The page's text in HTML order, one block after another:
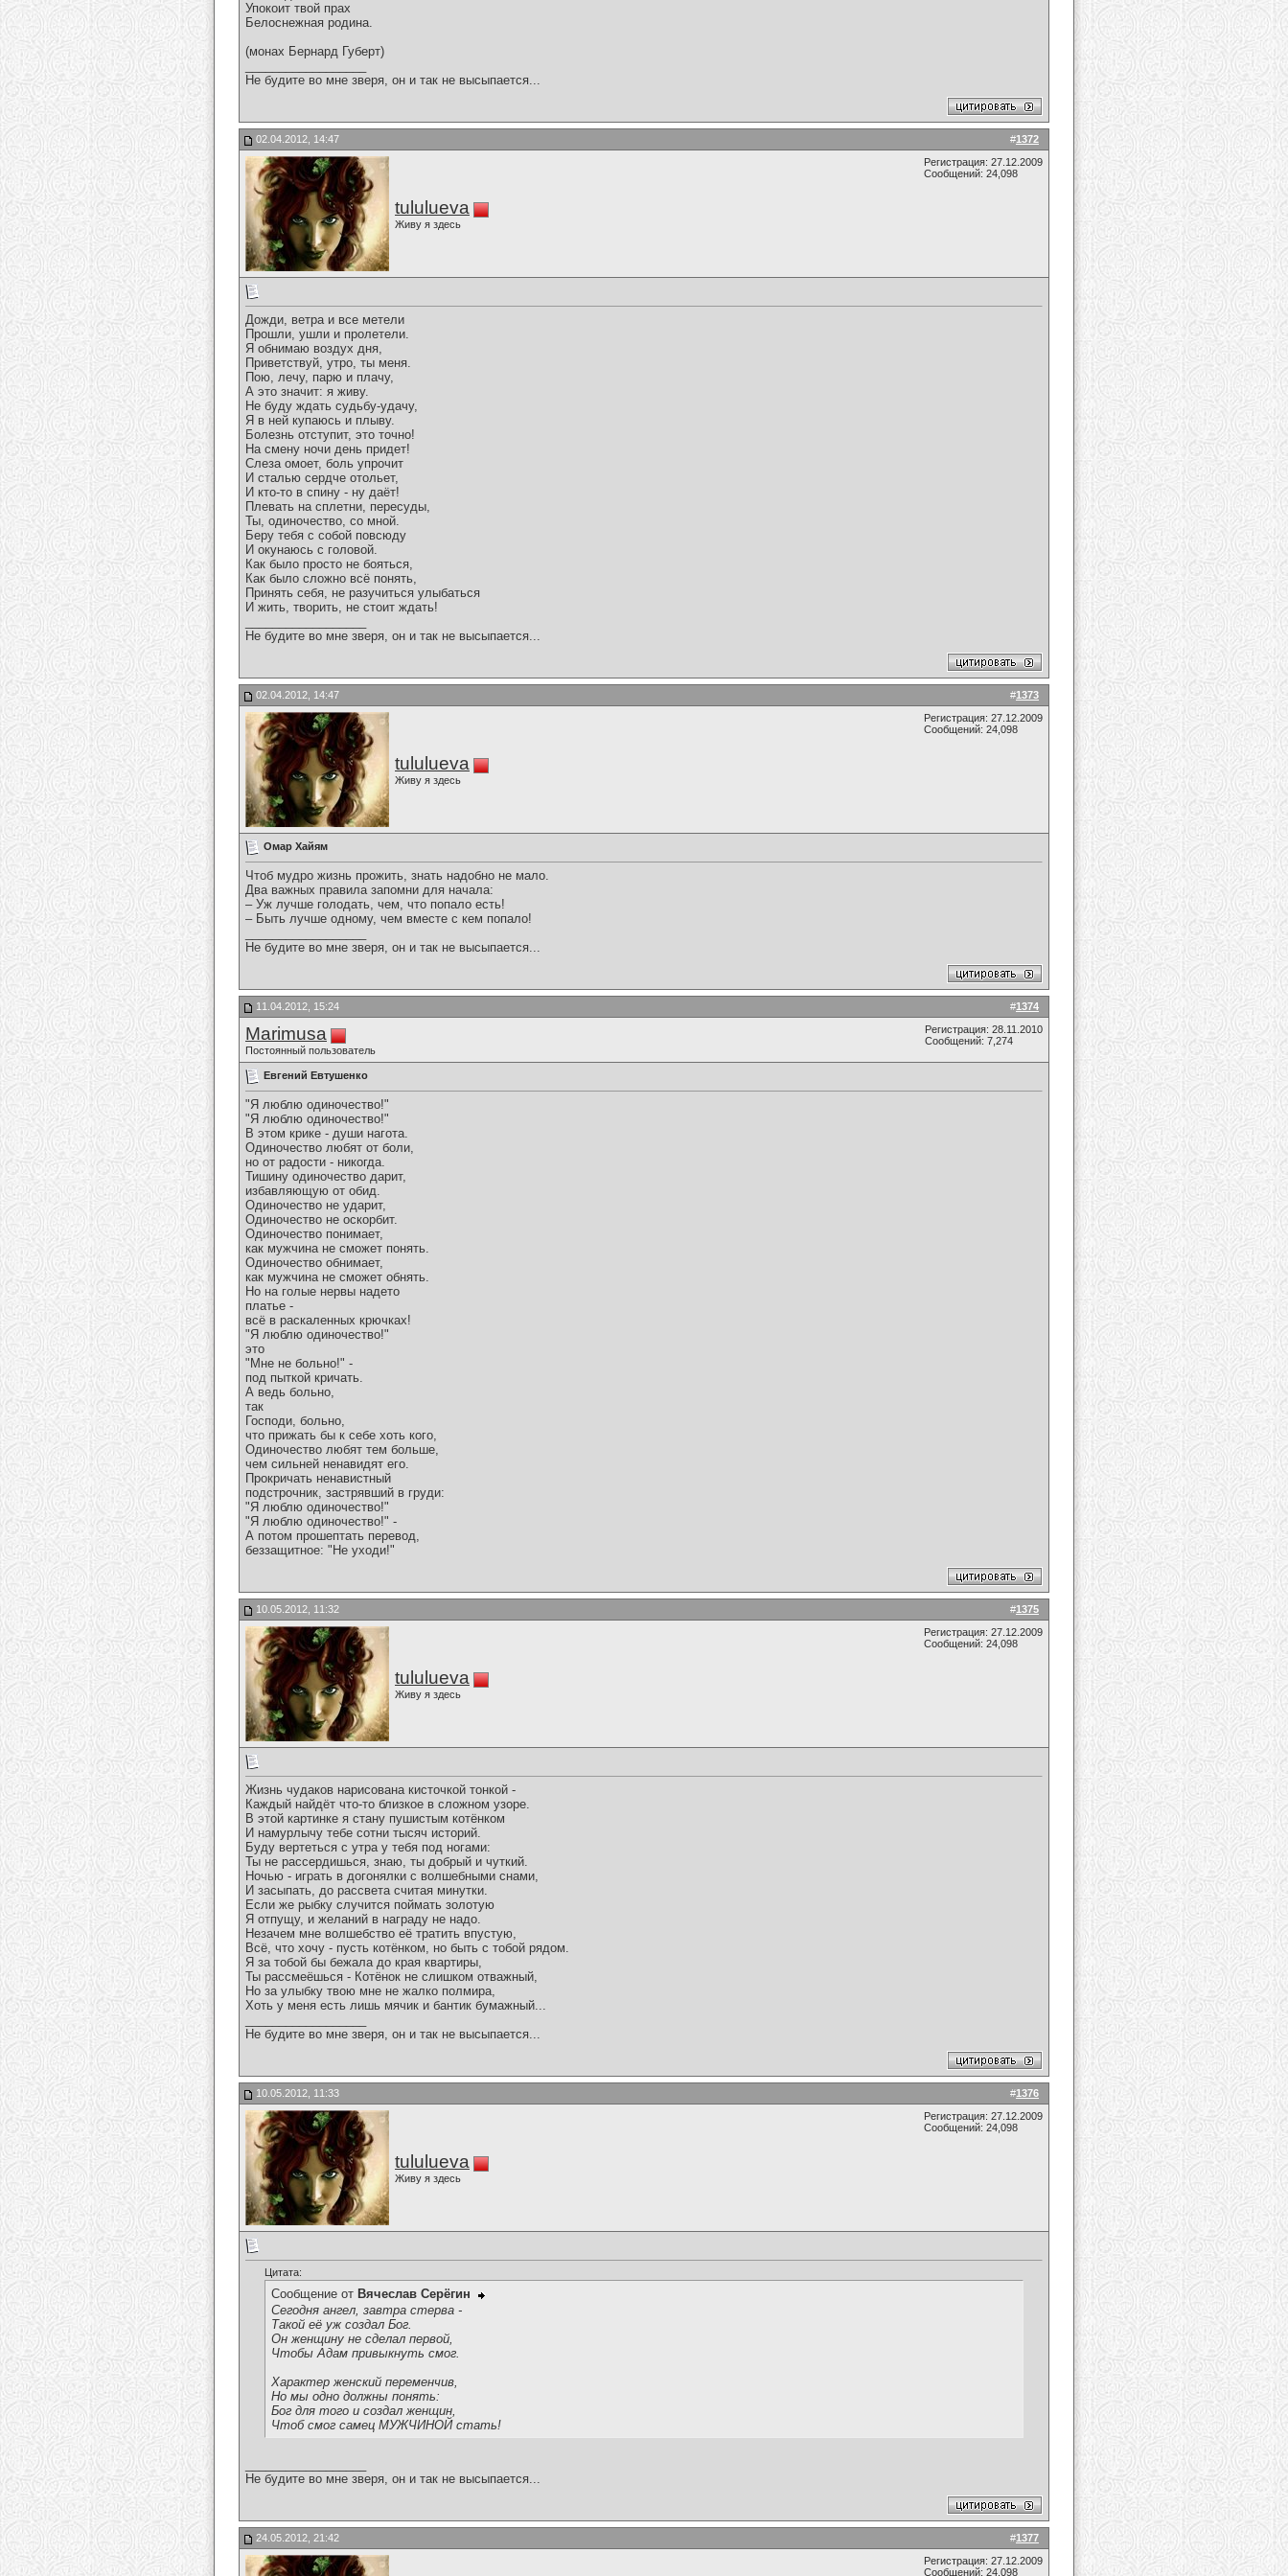
Упокоит твой прах
Белоснежная родина.
(монах Бернард Губерт)
Не будите во мне зверя, он и так не высыпается...
#1372
02.04.2012, 14:47
tululueva
Живу я здесь
Регистрация: 27.12.2009
Сообщений: 24,098
Дожди, ветра и все метели
Прошли, ушли и пролетели.
Я обнимаю воздух дня,
Приветствуй, утро, ты меня.
Пою, лечу, парю и плачу,
А это значит: я живу.
Не буду ждать судьбу-удачу,
Я в ней купаюсь и плыву.
Болезнь отступит, это точно!
На смену ночи день придет!
Слеза омоет, боль упрочит
И сталью сердче отольет,
И кто-то в спину - ну даёт!
Плевать на сплетни, пересуды,
Ты, одиночество, со мной.
Беру тебя с собой повсюду
И окунаюсь с головой.
Как было просто не бояться,
Как было сложно всё понять,
Принять себя, не разучиться улыбаться
И жить, творить, не стоит ждать!
Не будите во мне зверя, он и так не высыпается...
#1373
02.04.2012, 14:47
tululueva
Живу я здесь
Регистрация: 27.12.2009
Сообщений: 24,098
Омар Хайям
Чтоб мудро жизнь прожить, знать надобно не мало.
Два важных правила запомни для начала:
– Уж лучше голодать, чем, что попало есть!
– Быть лучше одному, чем вместе с кем попало!
Не будите во мне зверя, он и так не высыпается...
#1374
11.04.2012, 15:24
Marimusa
Постоянный пользователь
Регистрация: 28.11.2010
Сообщений: 7,274
Евгений Евтушенко
"Я люблю одиночество!"
"Я люблю одиночество!"
В этом крике - души нагота.
Одиночество любят от боли,
но от радости - никогда.
Тишину одиночество дарит,
избавляющую от обид.
Одиночество не ударит,
Одиночество не оскорбит.
Одиночество понимает,
как мужчина не сможет понять.
Одиночество обнимает,
как мужчина не сможет обнять.
Но на голые нервы надето
платье -
всё в раскаленных крючках!
"Я люблю одиночество!"
это
"Мне не больно!" -
под пыткой кричать.
А ведь больно,
так
Господи, больно,
что прижать бы к себе хоть кого,
Одиночество любят тем больше,
чем сильней ненавидят его.
Прокричать ненавистный
подстрочник, застрявший в груди:
"Я люблю одиночество!"
"Я люблю одиночество!" -
А потом прошептать перевод,
беззащитное: "Не уходи!"
#1375
10.05.2012, 11:32
tululueva
Живу я здесь
Регистрация: 27.12.2009
Сообщений: 24,098
Жизнь чудаков нарисована кисточкой тонкой -
Каждый найдёт что-то близкое в сложном узоре.
В этой картинке я стану пушистым котёнком
И намурлычу тебе сотни тысяч историй.
Буду вертеться с утра у тебя под ногами:
Ты не рассердишься, знаю, ты добрый и чуткий.
Ночью - играть в догонялки с волшебными снами,
И засыпать, до рассвета считая минутки.
Если же рыбку случится поймать золотую
Я отпущу, и желаний в награду не надо.
Незачем мне волшебство её тратить впустую,
Всё, что хочу - пусть котёнком, но быть с тобой рядом.
Я за тобой бы бежала до края квартиры,
Ты рассмеёшься - Котёнок не слишком отважный,
Но за улыбку твою мне не жалко полмира,
Хоть у меня есть лишь мячик и бантик бумажный...
Не будите во мне зверя, он и так не высыпается...
#1376
10.05.2012, 11:33
tululueva
Живу я здесь
Регистрация: 27.12.2009
Сообщений: 24,098
Цитата:
Сообщение от Вячеслав Серёгин
Сегодня ангел, завтра стерва -
Такой её уж создал Бог.
Он женщину не сделал первой,
Чтобы Адам привыкнуть смог.
Характер женский переменчив,
Но мы одно должны понять:
Бог для того и создал женщин,
Чтоб смог самец МУЖЧИНОЙ стать!
Не будите во мне зверя, он и так не высыпается...
#1377
24.05.2012, 21:42
Регистрация: 27.12.2009
Сообщений: 24,098